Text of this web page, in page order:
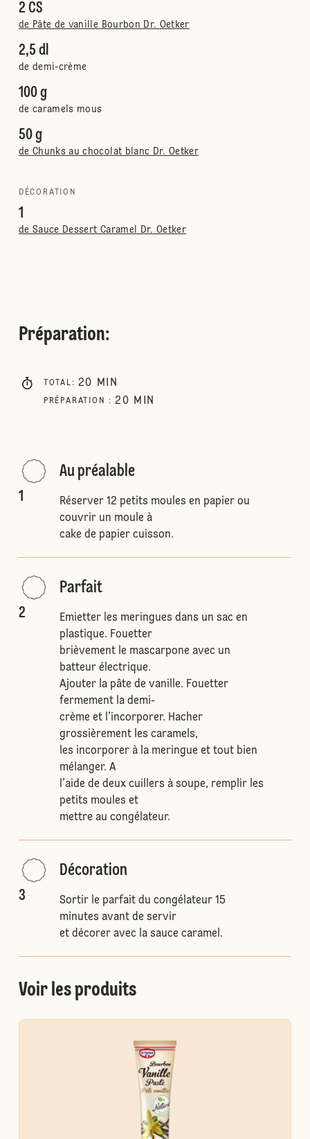
2 CS
de Pâte de vanille Bourbon Dr. Oetker
2,5 dl
de demi-crème
100 g
de caramels mous
50 g
de Chunks au chocolat blanc Dr. Oetker
DÉCORATION
1
de Sauce Dessert Caramel Dr. Oetker
Préparation:
TOTAL : 20 MIN
PRÉPARATION : 20 MIN
1
Au préalable
Réserver 12 petits moules en papier ou
couvrir un moule à
cake de papier cuisson.
2
Parfait
Emietter les meringues dans un sac en
plastique. Fouetter
brièvement le mascarpone avec un
batteur électrique.
Ajouter la pâte de vanille. Fouetter
fermement la demi-
crème et l’incorporer. Hacher
grossièrement les caramels,
les incorporer à la meringue et tout bien
mélanger. A
l’aide de deux cuillers à soupe, remplir les
petits moules et
mettre au congélateur.
3
Décoration
Sortir le parfait du congélateur 15
minutes avant de servir
et décorer avec la sauce caramel.
Voir les produits